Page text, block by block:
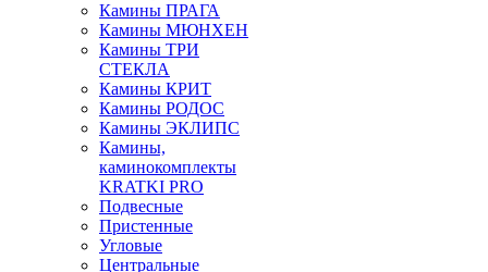
Камины ПРАГА
Камины МЮНХЕН
Камины ТРИ
СТЕКЛА
Камины КРИТ
Камины РОДОС
Камины ЭКЛИПС
Камины,
каминокомплекты
KRATKI PRO
Подвесные
Пристенные
Угловые
Центральные